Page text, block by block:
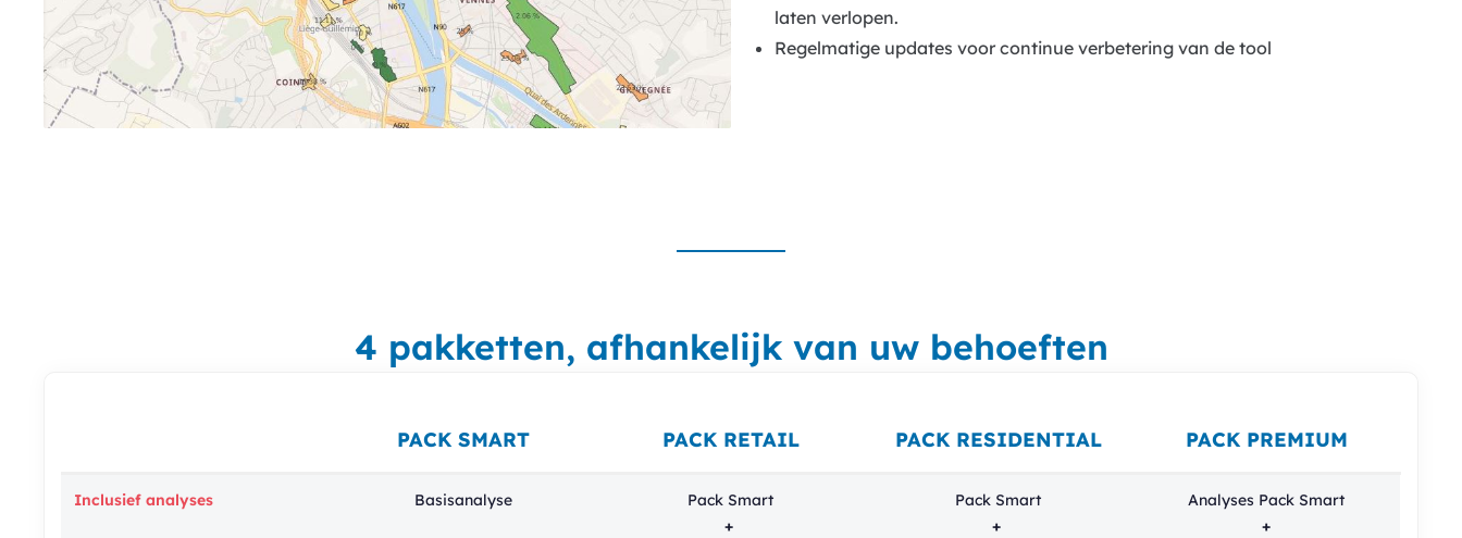
laten verlopen.
Regelmatige updates voor continue verbetering van de tool
4 pakketten, afhankelijk van uw behoeften
PACK SMART PACK RETAIL PACK RESIDENTIAL PACK PREMIUM
Inclusief analyses Basisanalyse
Pack Smart
+
Pack Smart
+
Analyses Pack Smart
+